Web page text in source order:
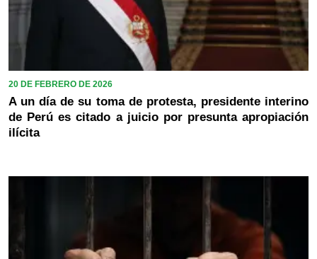
20 DE FEBRERO DE 2026
A un día de su toma de protesta, presidente interino
de Perú es citado a juicio por presunta apropiación
ilícita